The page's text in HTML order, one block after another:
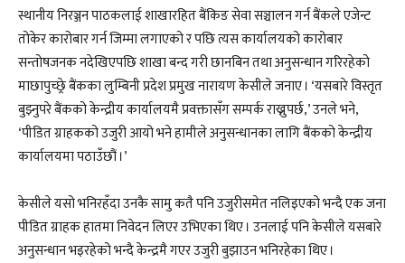
स्थानीय निरञ्जन पाठकलाई शाखारहित बैंकिङ सेवा सञ्चालन गर्न बैंकले एजेन्ट
तोकेर कारोबार गर्न जिम्मा लगाएको र पछि त्यस कार्यालयको कारोबार
सन्तोषजनक नदेखिएपछि शाखा बन्द गरी छानबिन तथा अनुसन्धान गरिरहेको
माछापुच्छ्रे बैंकका लुम्बिनी प्रदेश प्रमुख नारायण केसीले जनाए । ‘यसबारे विस्तृत
बुझ्नुपरे बैंकको केन्द्रीय कार्यालयमै प्रवक्तासँग सम्पर्क राख्नुपर्छ,’ उनले भने,
‘पीडित ग्राहकको उजुरी आयो भने हामीले अनुसन्धानका लागि बैंकको केन्द्रीय
कार्यालयमा पठाउँछौं ।’
केसीले यसो भनिरहँदा उनकै सामु कतै पनि उजुरीसमेत नलिइएको भन्दै एक जना
पीडित ग्राहक हातमा निवेदन लिएर उभिएका थिए । उनलाई पनि केसीले यसबारे
अनुसन्धान भइरहेको भन्दै केन्द्रमै गएर उजुरी बुझाउन भनिरहेका थिए ।